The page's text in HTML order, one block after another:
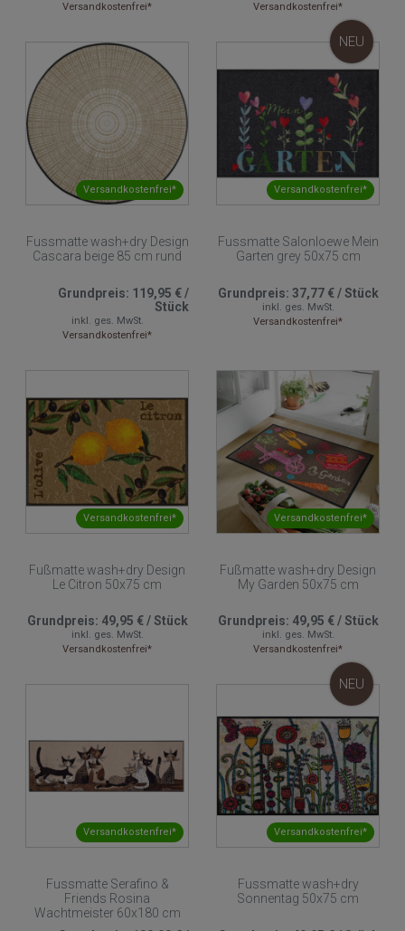
Versandkostenfrei*
Versandkostenfrei*
Versandkostenfrei*
Fussmatte wash+dry Design
Cascara beige 85 cm rund
Grundpreis: 119,95 €/
Stück
inkl. ges. MwSt.
Versandkostenfrei*
Versandkostenfrei*
NEU
Fussmatte Salonloewe Mein
Garten grey 50x75 cm
Grundpreis: 37,77 €/Stück
inkl. ges. MwSt.
Versandkostenfrei*
Versandkostenfrei*
Fußmatte wash+dry Design
Le Citron 50x75 cm
Grundpreis: 49,95 €/Stück
inkl. ges. MwSt.
Versandkostenfrei*
Versandkostenfrei*
Fußmatte wash+dry Design
My Garden 50x75 cm
Grundpreis: 49,95 €/Stück
inkl. ges. MwSt.
Versandkostenfrei*
Versandkostenfrei*
Fussmatte Serafino &
Friends Rosina
Wachtmeister 60x180 cm
Versandkostenfrei*
NEU
Fussmatte wash+dry
Sonnentag 50x75 cm